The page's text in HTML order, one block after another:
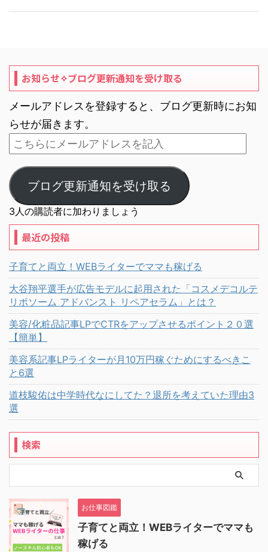
お知らせ✧ブログ更新通知を受け取る
メールアドレスを登録すると、ブログ更新時にお知
らせが届きます。
ブログ更新通知を受け取る
3人の購読者に加わりましょう
最近の投稿
子育てと両立！WEBライターでママも稼げる
大谷翔平選手が広告モデルに起用された「コスメデコルテ
リポソーム アドバンスト リペアセラム」とは？
美容/化粧品記事LPでCTRをアップさせるポイント２０選
【簡単】
美容系記事LPライターが月10万円稼ぐためにするべきこ
と6選
道枝駿佑は中学時代なにしてた？退所を考えていた理由3
選
検索
お仕事図鑑
子育てと両立！WEBライターでママも
稼げる